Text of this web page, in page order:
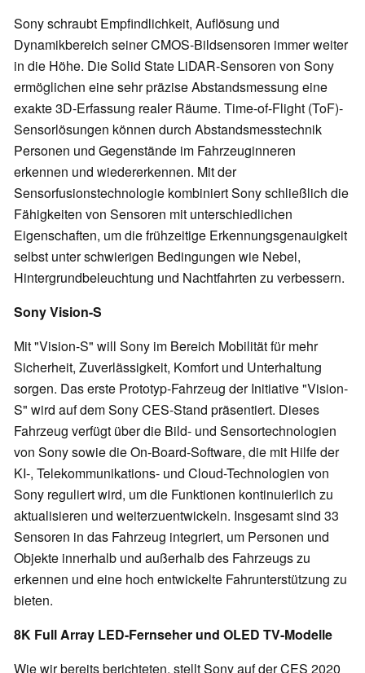
Sony schraubt Empfindlichkeit, Auflösung und
Dynamikbereich seiner CMOS-Bildsensoren immer weiter
in die Höhe. Die Solid State LiDAR-Sensoren von Sony
ermöglichen eine sehr präzise Abstandsmessung eine
exakte 3D-Erfassung realer Räume. Time-of-Flight (ToF)-
Sensorlösungen können durch Abstandsmesstechnik
Personen und Gegenstände im Fahrzeuginneren
erkennen und wiedererkennen. Mit der
Sensorfusionstechnologie kombiniert Sony schließlich die
Fähigkeiten von Sensoren mit unterschiedlichen
Eigenschaften, um die frühzeitige Erkennungsgenauigkeit
selbst unter schwierigen Bedingungen wie Nebel,
Hintergrundbeleuchtung und Nachtfahrten zu verbessern.
Sony Vision-S
Mit "Vision-S" will Sony im Bereich Mobilität für mehr
Sicherheit, Zuverlässigkeit, Komfort und Unterhaltung
sorgen. Das erste Prototyp-Fahrzeug der Initiative "Vision-
S" wird auf dem Sony CES-Stand präsentiert. Dieses
Fahrzeug verfügt über die Bild- und Sensortechnologien
von Sony sowie die On-Board-Software, die mit Hilfe der
KI-, Telekommunikations- und Cloud-Technologien von
Sony reguliert wird, um die Funktionen kontinuierlich zu
aktualisieren und weiterzuentwickeln. Insgesamt sind 33
Sensoren in das Fahrzeug integriert, um Personen und
Objekte innerhalb und außerhalb des Fahrzeugs zu
erkennen und eine hoch entwickelte Fahrunterstützung zu
bieten.
8K Full Array LED-Fernseher und OLED TV-Modelle
Wie wir bereits berichteten, stellt Sony auf der CES 2020